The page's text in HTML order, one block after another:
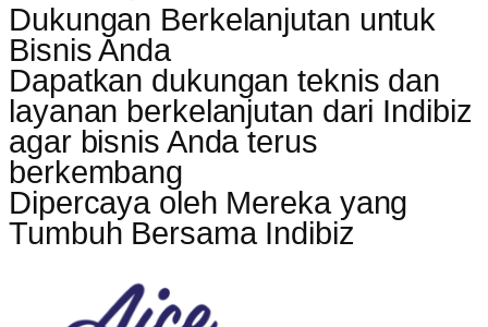
Dukungan Berkelanjutan untuk
Bisnis Anda
Dapatkan dukungan teknis dan
layanan berkelanjutan dari Indibiz
agar bisnis Anda terus
berkembang
Dipercaya oleh Mereka yang
Tumbuh Bersama Indibiz